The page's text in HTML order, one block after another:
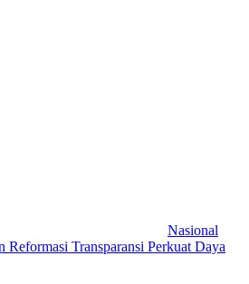
Nasional
Reformasi Transparansi Perkuat Daya